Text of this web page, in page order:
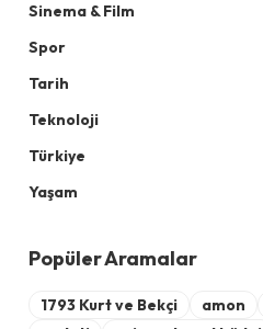
Sinema & Film
Spor
Tarih
Teknoloji
Türkiye
Yaşam
Popüler Aramalar
1793 Kurt ve Bekçi amon